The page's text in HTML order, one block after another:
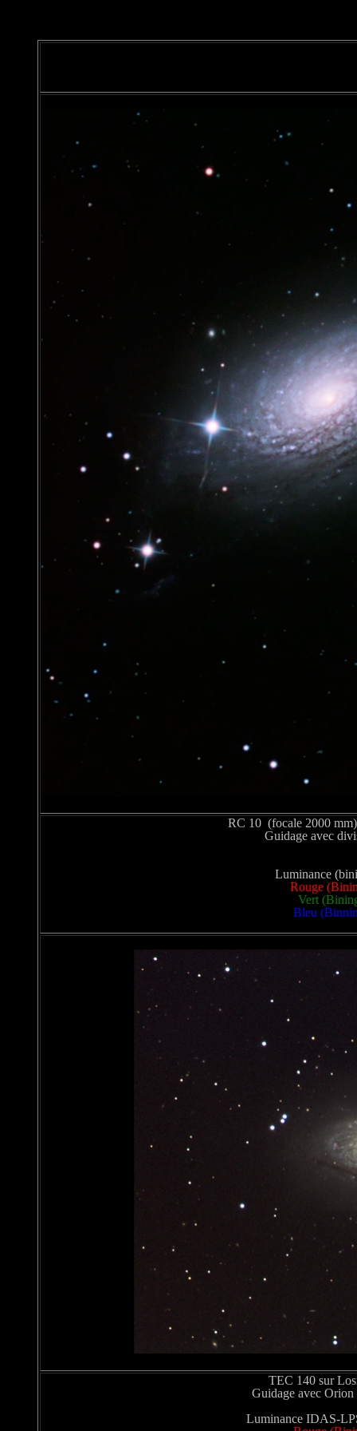
RC 10 (focale 2000
Guidage avec
Luminance
Rouge
Vert
Bleu
TEC 140 sur
Guidage avec
Luminance IDAS-